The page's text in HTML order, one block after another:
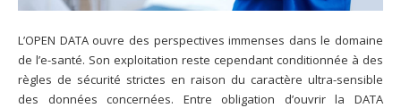
L’OPEN DATA ouvre des perspectives immenses dans le domaine
de l’e-santé. Son exploitation reste cependant conditionnée à des
règles de sécurité strictes en raison du caractère ultra-sensible
des données concernées. Entre obligation d’ouvrir la DATA